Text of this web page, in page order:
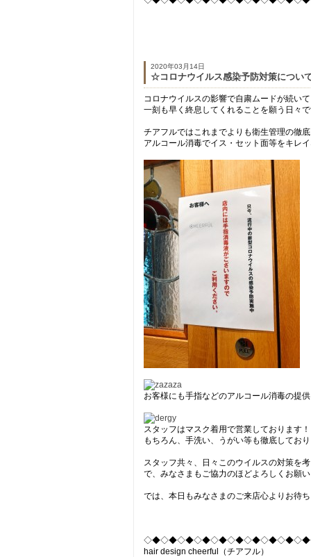
2020年03月14日
☆コロナウイルス感染予防対策につい
コロナウイルスの影響で自粛ムードが続い
一刻も早く終息してくれることを願う日々
チアフルではこれまでよりも衛生管理の徹
アルコール消毒でイス・セット面等をキレ
お客様にも手指などのアルコール消毒の提
スタッフはマスク着用で営業しております
もちろん、手洗い、うがい等も徹底してお
スタッフ共々、日々このウイルスの対策を
で、みなさまもご協力のほどよろしくお願
では、本日もみなさまのご来店心よりお
hair design cheerful（チアフル）